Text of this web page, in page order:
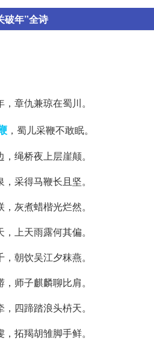
破年”全诗
章仇兼琼在蜀川。
，蜀儿采鞭不敢眠。
绳桥夜上层崖颠。
采得马鞭长且坚。
灰煮蜡楷光烂然。
上天雨露何其偏。
朝饮吴江夕秣燕。
师子麒麟聊比肩。
四蹄踏浪头枿天。
拓羯胡雏脚手鲜。